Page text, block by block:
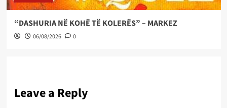
“DASHURIA NË KOHË TË KOLERËS” – MARKEZ
06/08/2026 0
Leave a Reply